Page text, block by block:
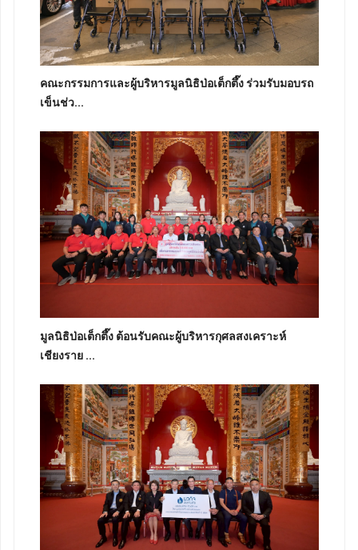
คณะกรรมการและผู้บริหารมูลนิธิป่อเต็กตึ๊ง ร่วมรับมอบรถ
เข็นช่ว...
มูลนิธิป่อเต็กตึ๊ง ต้อนรับคณะผู้บริหารกุศลสงเคราะห์
เชียงราย ...